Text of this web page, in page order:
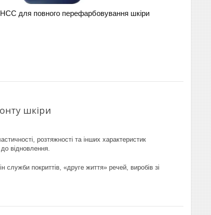
для повного перефарбовування шкіри
шкіри
розтяжності та інших характеристик
до відновлення.
служби покриттів, «друге життя» речей, виробів зі